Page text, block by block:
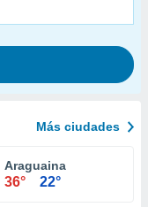
Más ciudades
Araguaina
36° 22°